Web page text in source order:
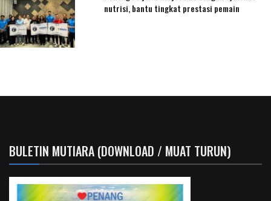
nutrisi, bantu tingkat prestasi pemain
BULETIN MUTIARA (DOWNLOAD / MUAT TURUN)